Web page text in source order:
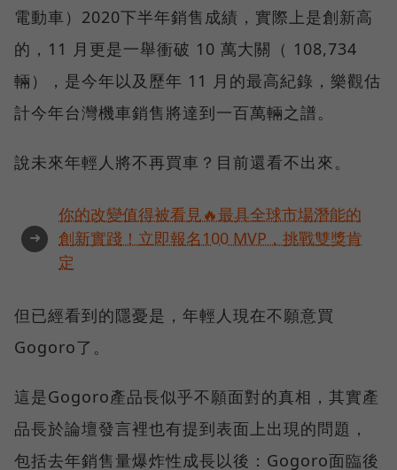
電動車）2020下半年銷售成績，實際上是創新高
的，11 月更是一舉衝破 10 萬大關（ 108,734
輛），是今年以及歷年 11 月的最高紀錄，樂觀估
計今年台灣機車銷售將達到一百萬輛之譜。
說未來年輕人將不再買車？目前還看不出來。
➜
你的改變值得被看見🔥最具全球市場潛能的
創新實踐！立即報名100 MVP，挑戰雙獎肯
定
但已經看到的隱憂是，年輕人現在不願意買
Gogoro了。
這是Gogoro產品長似乎不願面對的真相，其實產
品長於論壇發言裡也有提到表面上出現的問題，
包括去年銷售量爆炸性成長以後：Gogoro面臨後